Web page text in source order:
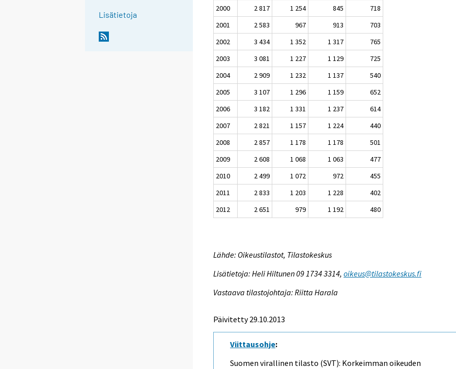
Lisätietoja
2000
2 817 1 254 845
718
2001
2 583 967 913
703
2002
3 434 1 352 1 317
765
2003
3 081 1 227 1 129
725
2004
2 909 1 232 1 137
540
2005
3 107 1 296 1 159
652
2006
3 182 1 331 1 237
614
2007
2 821 1 157 1 224
440
2008
2 857 1 178 1 178
501
2009
2 608 1 068 1 063
477
2010
2 499 1 072 972
455
2011
2 833 1 203 1 228
402
2012
2 651 979 1 192 480
Lähde: Oikeustilastot, Tilastokeskus
Lisätietoja: Heli Hiltunen 09 1734 3314,oikeus@tilastokeskus.fi
Vastaava tilastojohtaja: Riitta Harala
Päivitetty 29.10.2013
Viittausohje:
Suomen virallinen tilasto (SVT): Korkeimman oikeuden